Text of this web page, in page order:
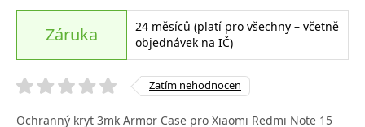
Záruka
24 měsíců (platí pro všechny – včetně
objednávek na IČ)
Zatím nehodnocen
Ochranný kryt 3mk Armor Case pro Xiaomi Redmi Note 15